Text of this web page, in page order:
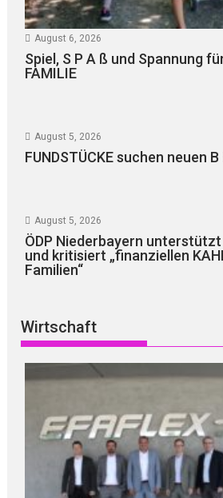
August 6, 2026
Spiel, S P A ß und Spannung
FAMILIE
August 5, 2026
FUNDSTÜCKE suchen neuen B
August 5, 2026
ÖDP Niederbayern unterstützt
und kritisiert „finanziellen
Familien“
Wirtschaft